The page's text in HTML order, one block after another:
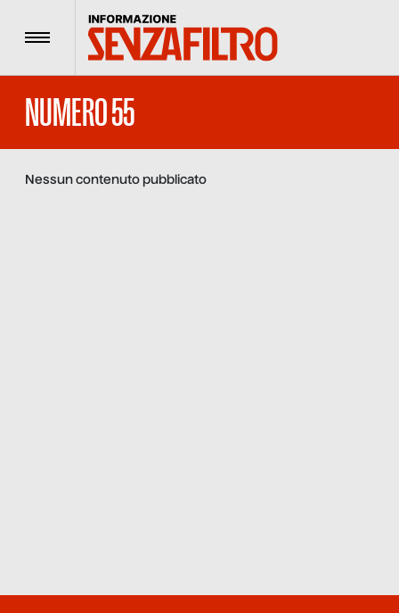
Menu
NUMERO 55
Nessun contenuto pubblicato